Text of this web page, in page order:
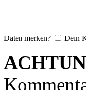
Daten merken? Dein